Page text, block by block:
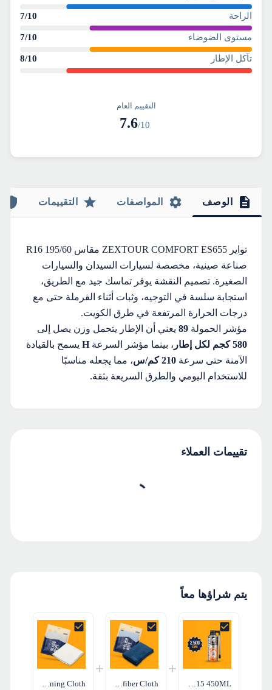
الراحة 7/10
مستوى الضوضاء 7/10
تآكل الإطار 8/10
التقييم العام
7.6/10
الوصف المواصفات التقييمات
تواير ZEXTOUR COMFORT ES655 مقاس 195/60 R16
صناعة صينية، مخصصة لسيارات السيدان والسيارات
الصغيرة. تصميم النقشة يوفر تماسك جيد مع الطريق،
استجابة سلسة في التوجيه، وثبات أثناء الفرملة حتى مع
درجات الحرارة المرتفعة في طرق الكويت.
مؤشر الحمولة 89 يعني أن الإطار يتحمل وزن يصل إلى
580 كجم لكل إطار
، بينما مؤشر السرعةH يسمح بالقيادة
الآمنة حتى سرعة 210 كم/س
، مما يجعله مناسبًا
للاستخدام اليومي والطرق السريعة بثقة.
تقييمات العملاء
يتم شراؤها معاً